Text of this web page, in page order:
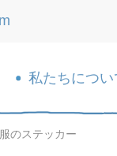
私たちについ
のステッカー